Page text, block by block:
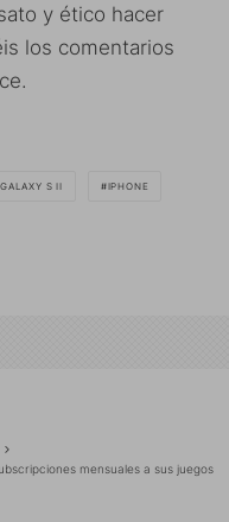
y ético hacer
los comentarios
GALAXY S II IPHONE
mensuales a sus juegos